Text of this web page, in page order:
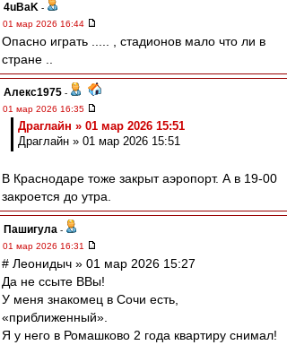
4uBaK -
01 мар 2026 16:44
Опасно играть ..... , стадионов мало что ли в
стране ..
Алекс1975 -
01 мар 2026 16:35
Драглайн » 01 мар 2026 15:51
Драглайн » 01 мар 2026 15:51
В Краснодаре тоже закрыт аэропорт. А в 19-00
закроется до утра.
Пашигула -
01 мар 2026 16:31
# Леонидыч » 01 мар 2026 15:27
Да не ссыте ВВы!
У меня знакомец в Сочи есть,
«приближенный».
Я у него в Ромашково 2 года квартиру снимал!